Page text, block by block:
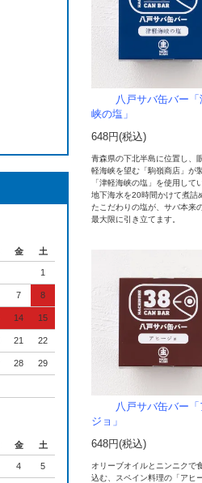
八戸サバ缶バー
峡の塩」
648円(税込)
青森県の下北半島に位置し、
軽海峡を望む「駒嶺商店」が
「津軽海峡の塩」を使用して
地下海水を20時間かけて煮詰
たこだわりの塩が、サバ本来
最大限に引き立てます。
八戸サバ缶バー「
ジョ」
648円(税込)
オリーブオイルとニンニクで
込む、スペイン料理の「アヒ
金 土
1
7 8
14 15
21 22
28 29
金 土
4 5